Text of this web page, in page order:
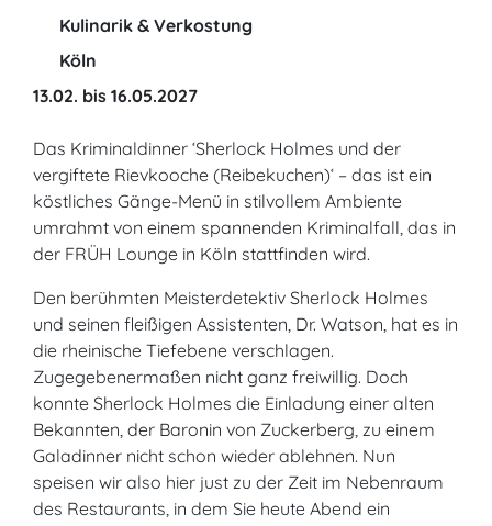
Kulinarik & Verkostung
Köln
13.02. bis 16.05.2027
Das Kriminaldinner ‘Sherlock Holmes und der
vergiftete Rievkooche (Reibekuchen)‘ – das ist ein
köstliches Gänge-Menü in stilvollem Ambiente
umrahmt von einem spannenden Kriminalfall, das in
der FRÜH Lounge in Köln stattfinden wird.
Den berühmten Meisterdetektiv Sherlock Holmes
und seinen fleißigen Assistenten, Dr. Watson, hat es in
die rheinische Tiefebene verschlagen.
Zugegebenermaßen nicht ganz freiwillig. Doch
konnte Sherlock Holmes die Einladung einer alten
Bekannten, der Baronin von Zuckerberg, zu einem
Galadinner nicht schon wieder ablehnen. Nun
speisen wir also hier just zu der Zeit im Nebenraum
des Restaurants, in dem Sie heute Abend ein